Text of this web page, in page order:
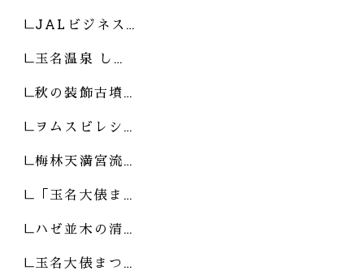
JALビジネス…
玉名温泉 し…
秋の装飾古墳…
ヲムスビレシ…
梅林天満宮流…
「玉名大俵ま…
ハゼ並木の清…
玉名大俵まつ…